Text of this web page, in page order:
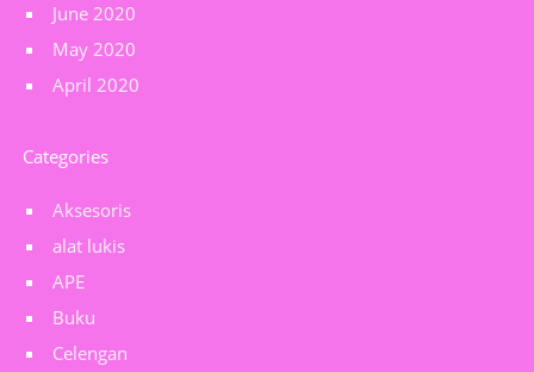
June 2020
May 2020
April 2020
Categories
Aksesoris
alat lukis
APE
Buku
Celengan